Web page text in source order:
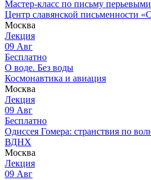
Мастер-класс по письму
Центр славянской письменности
Москва
Лекция
09 Авг
Бесплатно
О воде. Без воды
Космонавтика и авиация
Москва
Лекция
09 Авг
Бесплатно
Одиссея Гомера: странствия по
ВДНХ
Москва
Лекция
09 Авг